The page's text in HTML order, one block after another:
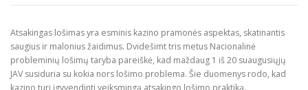
Atsakingas lošimas yra esminis kazino pramonės aspektas, skatinantis
saugius ir malonius žaidimus. Dvidešimt tris metus Nacionalinė
probleminių lošimų taryba pareiškė, kad maždaug 1 iš 20 suaugusiųjų
JAV susiduria su kokia nors lošimo problema. Šie duomenys rodo, kad
kazino turi įgyvendinti veiksmingą atsakingo lošimo praktiką.